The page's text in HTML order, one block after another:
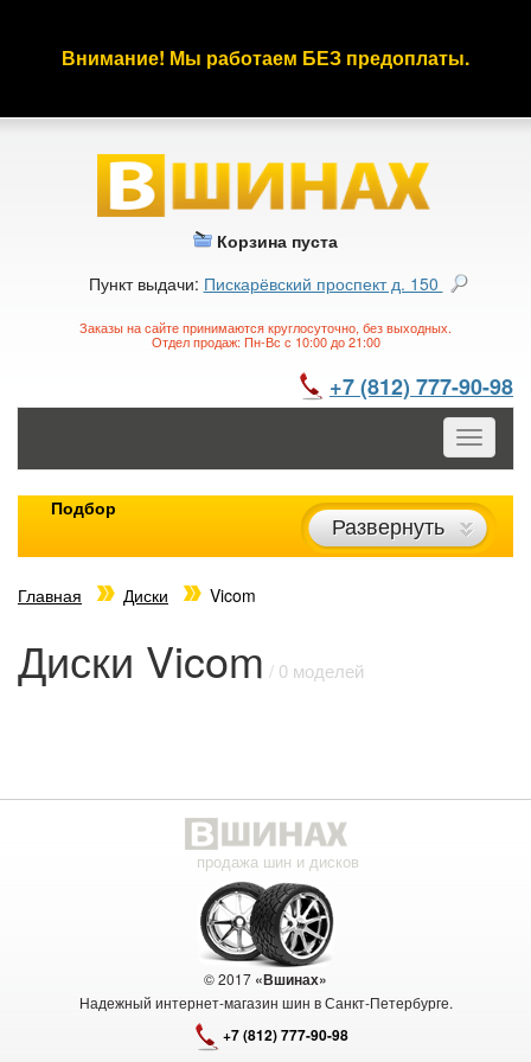
Внимание! Мы работаем БЕЗ предоплаты.
Корзина пуста
Пункт выдачи: Пискарёвский проспект д. 150
Заказы на сайте принимаются круглосуточно, без выходных.
Отдел продаж: Пн-Вс с 10:00 до 21:00
+7 (812) 777-90-98
Toggle
Подбор
Развернуть
Главная Диски Vicom
Диски Vicom / 0 моделей
продажа шин и дисков
© 2017 «Вшинах»
Надежный интернет-магазин шин в Санкт-Петербурге.
+7 (812) 777-90-98